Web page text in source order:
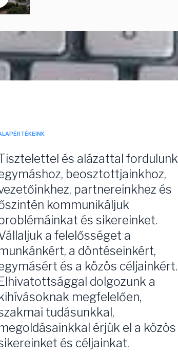
és alázattal fordulunk
beosztottjainkhoz,
partnereinkhez és
kommunikáljuk
és sikereinket.
a felelősséget a
a döntéseinkért,
és a közös céljainkért.
Elhivatottsággal dolgozunk a
kihívásoknak megfelelően,
tudásunkkal,
érjük el a közös
és céljainkat.